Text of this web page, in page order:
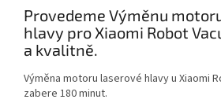
Provedeme Výměnu
hlavy pro Xiaomi Robot
a kvalitně.
Výměna motoru laserové hlavy u Xiaomi
zabere 180 minut.